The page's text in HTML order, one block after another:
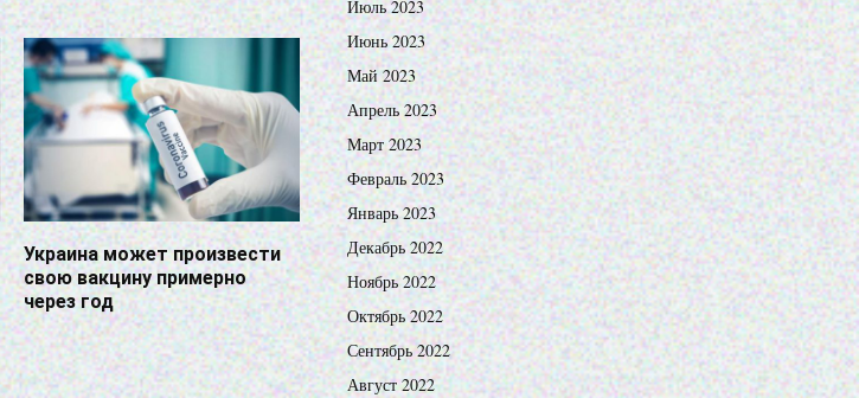
Украина может произвести
свою вакцину примерно
через год
Июль 2023
Июнь 2023
Май 2023
Апрель 2023
Март 2023
Февраль 2023
Январь 2023
Декабрь 2022
Ноябрь 2022
Октябрь 2022
Сентябрь 2022
Август 2022